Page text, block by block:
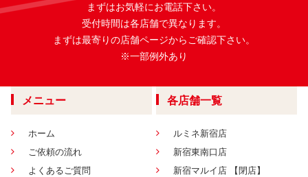
まずはお気軽にお電話下さい。
受付時間は各店舗で異なります。
まずは最寄りの店舗ページからご確認下さい。
※一部例外あり
メニュー
ホーム
ご依頼の流れ
よくあるご質問
各店舗一覧
ルミネ新宿店
新宿東南口店
新宿マルイ店 【閉店】